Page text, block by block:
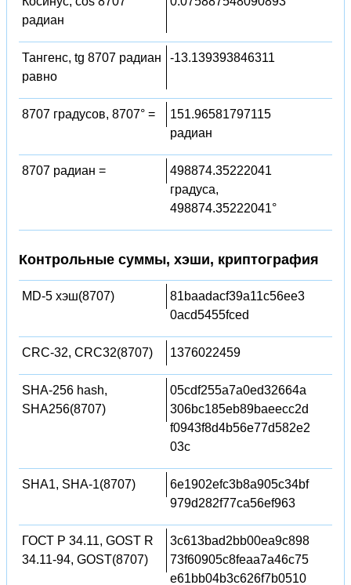
радиан
Тангенс, tg 8707 радиан
равно
-13.139393846311
8707 градусов, 8707° =
151.96581797115
радиан
8707 радиан =
498874.35222041
градуса,
498874.35222041°
Контрольные суммы, хэши, криптография
MD-5 хэш(8707)
81baadacf39a11c56ee3
0acd5455fced
CRC-32, CRC32(8707) 1376022459
SHA-256 hash,
SHA256(8707)
05cdf255a7a0ed32664a
306bc185eb89baeecc2d
f0943f8d4b56e77d582e2
03c
SHA1, SHA-1(8707)
6e1902efc3b8a905c34bf
979d282f77ca56ef963
ГОСТ Р 34.11, GOST R
34.11-94, GOST(8707)
3c613bad2bb00ea9c898
73f60905c8feaa7a46c75
e61bb04b3c626f7b0510